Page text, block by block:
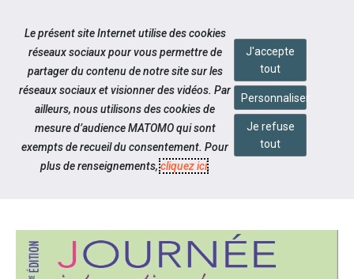
Aller au contenu
Notre actualité
JOURNÉE INTERNATIONALE DES
Le présent site Internet utilise des cookies
réseaux sociaux pour vous permettre de
partager du contenu de notre site sur les
réseaux sociaux et visionner des vidéos. Par
ailleurs, nous utilisons des cookies de
mesure d’audience MATOMO qui sont
exempts de recueil du consentement. Pour
plus de renseignements,cliquez ici.
J'accepte
tout
Personnaliser
Je refuse
tout